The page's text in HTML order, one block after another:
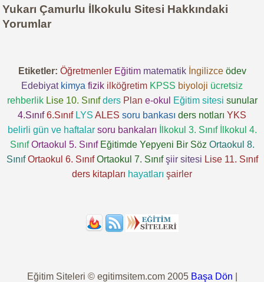
Yukarı Çamurlu İlkokulu Sitesi Hakkındaki
Yorumlar
Etiketler: Öğretmenler Eğitim matematik İngilizce ödev
Edebiyat kimya fizik ilköğretim KPSS biyoloji ücretsiz
rehberlik Lise 10. Sınıf ders Plan e-okul Eğitim sitesi sunular
4.Sınıf 6.Sınıf LYS ALES soru bankası ders notları YKS
belirli gün ve haftalar soru bankaları İlkokul 3. Sınıf
İlkokul 4.
Sınıf Ortaokul 5. Sınıf Eğitimde Yepyeni Bir Söz Ortaokul 8.
Sınıf Ortaokul 6. Sınıf Ortaokul 7. Sınıf şiir sitesi Lise 11. Sınıf
ders kitapları hayatları şairler
Eğitim Siteleri © egitimsitem.com 2005 Başa Dön